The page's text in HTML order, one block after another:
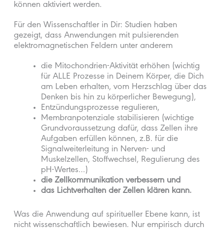
können aktiviert werden.
Für den Wissenschaftler in Dir: Studien haben
gezeigt, dass Anwendungen mit pulsierenden
elektromagnetischen Feldern unter anderem
die Mitochondrien-Aktivität erhöhen (wichtig
für ALLE Prozesse in Deinem Körper, die Dich
am Leben erhalten, vom Herzschlag über das
Denken bis hin zu körperlicher Bewegung),
Entzündungsprozesse regulieren,
Membranpotenziale stabilisieren (wichtige
Grundvoraussetzung dafür, dass Zellen ihre
Aufgaben erfüllen können, z.B. für die
Signalweiterleitung in Nerven- und
Muskelzellen, Stoffwechsel, Regulierung des
pH-Wertes…)
die Zellkommunikation verbessern und
das Lichtverhalten der Zellen klären kann.
Was die Anwendung auf spiritueller Ebene kann, ist
nicht wissenschaftlich bewiesen. Nur empirisch durch